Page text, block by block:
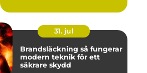
31. jul
Brandsläckning så fungerar
modern teknik för ett
säkrare skydd